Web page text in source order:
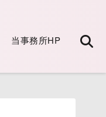
当事務所HP